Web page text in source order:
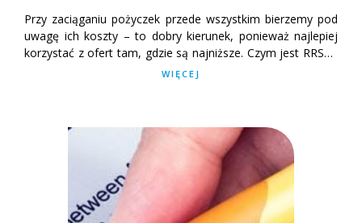
Przy zaciąganiu pożyczek przede wszystkim bierzemy pod
uwagę ich koszty – to dobry kierunek, ponieważ najlepiej
korzystać z ofert tam, gdzie są najniższe. Czym jest RRSO?
Co składa się na koszt pożyczki? Wyjaśniamy!
WIĘCEJ